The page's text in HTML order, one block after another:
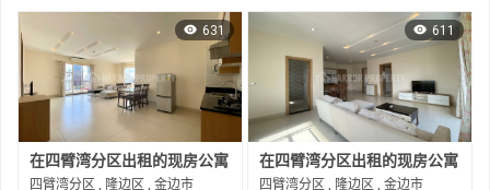
631
在四臂湾分区出租的现房公寓
四臂湾分区 , 隆边区 , 金边市
611
在四臂湾分区出租的现房公寓
四臂湾分区 , 隆边区 , 金边市